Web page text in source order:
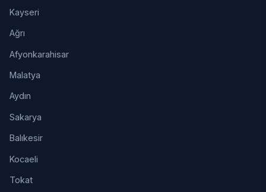
Kayseri
Ağrı
Afyonkarahisar
Malatya
Aydın
Sakarya
Balıkesir
Kocaeli
Tokat